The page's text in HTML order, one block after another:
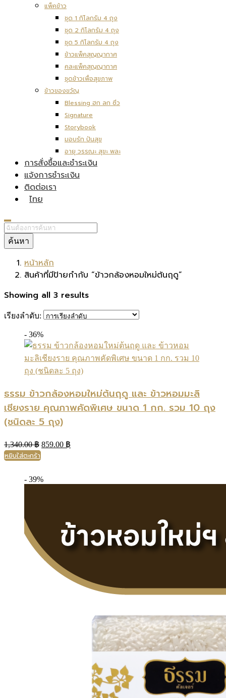
แพ็คข้าว
ชุด 1 กิโลกรัม 4 ถุง
ชุด 2 กิโลกรัม 4 ถุง
ชุด 5 กิโลกรัม 4 ถุง
ข้าวแพ็คสุญญากาศ
คละแพ็คสุญญากาศ
ชุดข้าวเพื่อสุขภาพ
ข้าวของขวัญ
Blessing ฮก ลก ซิ่ว
Signature
Storybook
มอบรัก ปันสุข
อายุ วรรณะ สุขะ พละ
การสั่งซื้อและชำระเงิน
แจ้งการชำระเงิน
ติดต่อเรา
ไทย
ค้นหา
หน้าหลัก
สินค้าที่มีป้ายกำกับ “ข้าวกล้องหอมใหม่ต้นฤดู”
Showing all 3 results
เรียงลำดับ:
- 36%
ธรรม ข้าวกล้องหอมใหม่ต้นฤดู และ ข้าวหอมมะลิ
เชียงราย คุณภาพคัดพิเศษ ขนาด 1 กก. รวม 10 ถุง
(ชนิดละ 5 ถุง)
1,340.00฿ Original
price
859.00 ฿
price
หยิบใส่ตะกร้า
- 39%